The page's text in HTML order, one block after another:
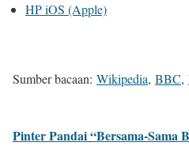
HP iOS (Apple)
Sumber bacaan: Wikipedia, BBC,
Pinter Pandai “Bersama-Sama